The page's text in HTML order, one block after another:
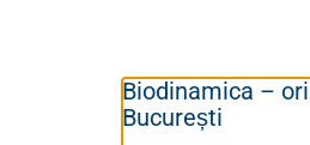
Biodinamica –
București